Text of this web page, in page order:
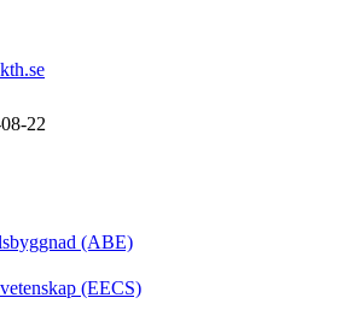
22
(ABE)
(EECS)